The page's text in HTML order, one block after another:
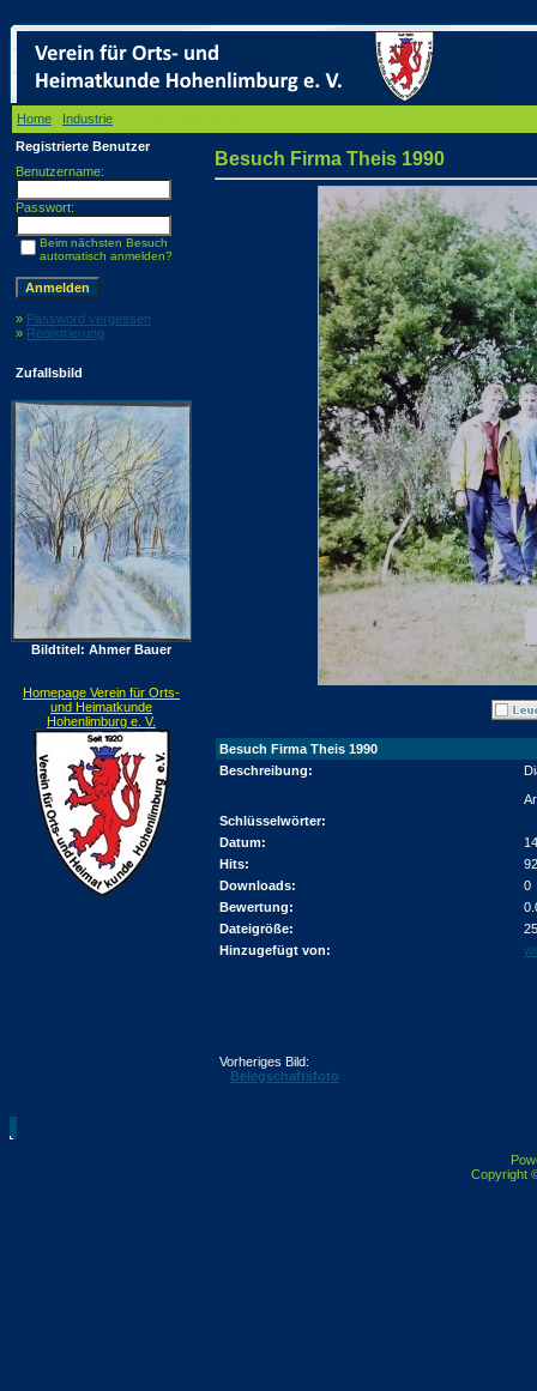
Home Industrie
Registrierte Benutzer
Benutzername:
Passwort:
Beim nächsten Besuch
automatisch anmelden?
» Password vergessen
» Registrierung
Zufallsbild
Bildtitel: Ahmer Bauer
Homepage Verein für Orts-
und Heimatkunde
Hohenlimburg e. V.
Besuch Firma Theis 1990
Besuch Firma Theis 1990
Beschreibung:
Schlüsselwörter:
Datum:
Hits:
Downloads:
0
Bewertung:
Dateigröße:
Hinzugefügt von:
Vorheriges Bild:
Belegschaftsfoto
Copyright